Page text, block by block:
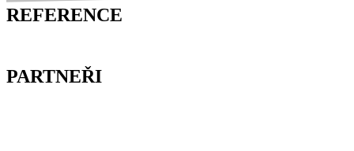
REFERENCE
PARTNEŘI